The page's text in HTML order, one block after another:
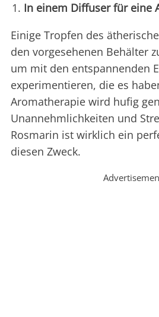
In einem Diffuser für eine
Einige Tropfen des
den vorgesehenen Behälter
um mit den entspannenden
experimentieren, die es
Aromatherapie wird hufig
Unannehmlichkeiten und
Rosmarin ist wirklich ein
diesen Zweck.